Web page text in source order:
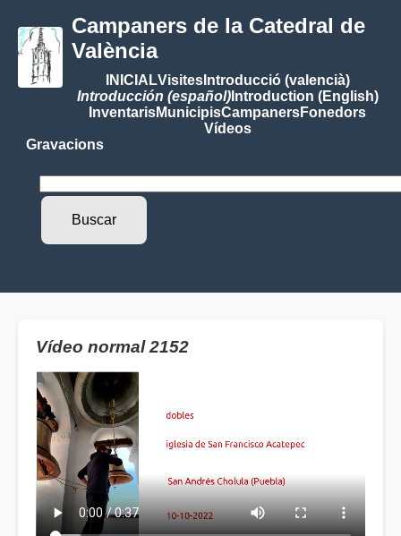
Campaners de la Catedral de
València
INICIALVisitesIntroducció (valencià)
Introducción (español)Introduction (English)
InventarisMunicipisCampanersFonedors
Vídeos
Gravacions
Vídeo normal 2152